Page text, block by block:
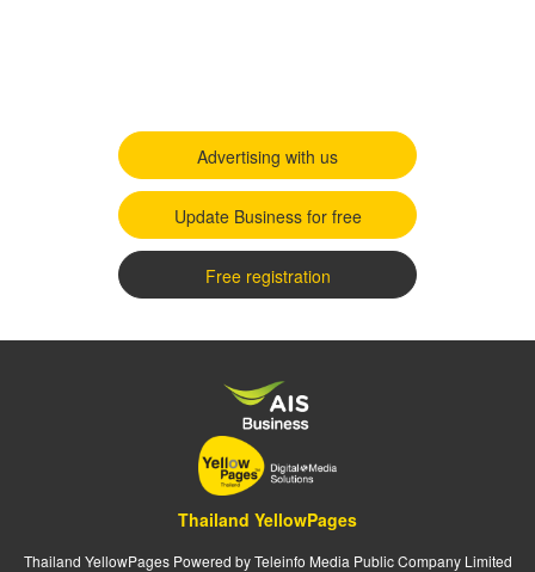
Advertising with us
Update Business for free
Free registration
Thailand YellowPages
Thailand YellowPages Powered by Teleinfo Media Public Company Limited